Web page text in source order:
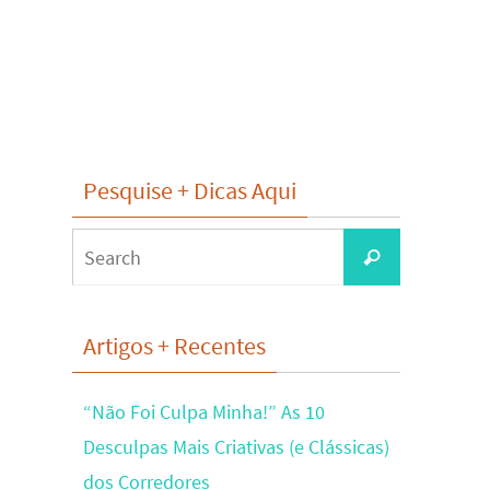
Pesquise + Dicas Aqui
for:
Search
Artigos + Recentes
“Não Foi Culpa Minha!” As 10
Desculpas Mais Criativas (e Clássicas)
dos Corredores